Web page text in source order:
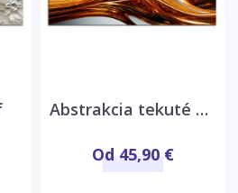
Abstrakcia tekuté sklo
Od 45,90 €